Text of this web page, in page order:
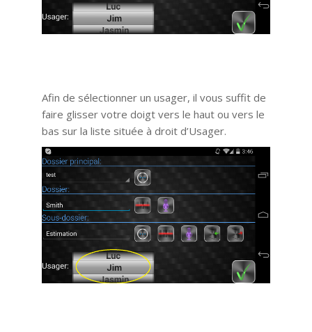
Afin de sélectionner un usager, il vous suffit de
faire glisser votre doigt vers le haut ou vers le
bas sur la liste située à droit d’Usager.